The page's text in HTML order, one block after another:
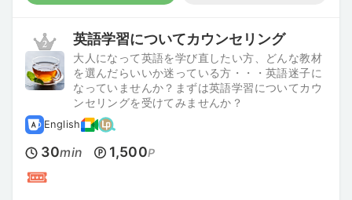
英語学習についてカウンセリング
大人になって英語を学び直したい方、どんな教材
を選んだらいいか迷っている方・・・英語迷子に
なっていませんか？まずは英語学習についてカウ
ンセリングを受けてみませんか？
English
30min 1,500P